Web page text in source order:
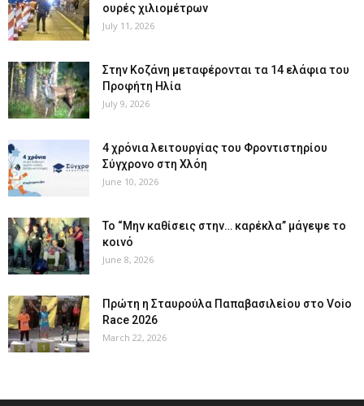
ουρές χιλιομέτρων
July 11, 2026
Στην Κοζάνη μεταφέρονται τα 14 ελάφια του
Προφήτη Ηλία
July 9, 2026
4 χρόνια λειτουργίας του Φροντιστηρίου
Σύγχρονο στη Χλόη
June 10, 2026
Το “Μην καθίσεις στην… καρέκλα” μάγεψε το
κοινό
June 8, 2026
Πρώτη η Σταυρούλα Παπαβασιλείου στο Voio
Race 2026
March 22, 2026